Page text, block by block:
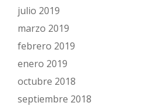
julio 2019
marzo 2019
febrero 2019
enero 2019
octubre 2018
septiembre 2018